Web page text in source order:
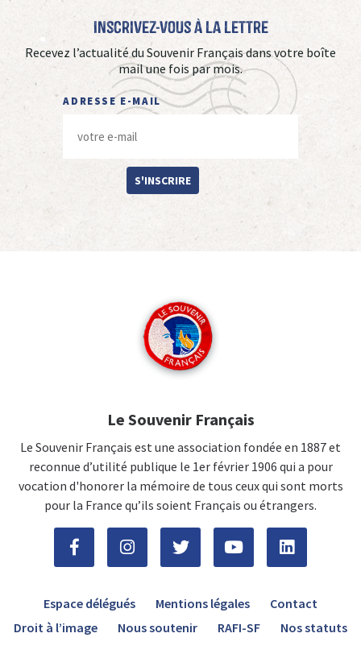
Inscrivez-vous à La Lettre
Recevez l’actualité du Souvenir Français dans votre boîte
mail une fois par mois.
ADRESSE E-MAIL
S'INSCRIRE
Le Souvenir Français
Le Souvenir Français est une association fondée en 1887 et
reconnue d’utilité publique le 1er février 1906 qui a pour
vocation d'honorer la mémoire de tous ceux qui sont morts
pour la France qu’ils soient Français ou étrangers.
Espace délégués Mentions légales
Contact
Droit à l’image
Nous soutenir RAFI-SF Nos statuts